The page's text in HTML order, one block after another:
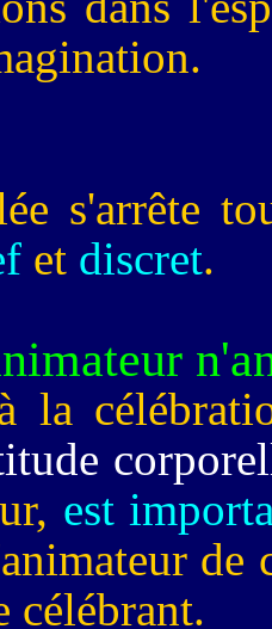
s'arrête
et discret.
la
est
de
célébrant.